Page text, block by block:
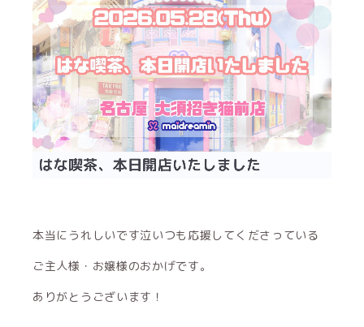
本当にうれしいです泣いつも応援してくださっている
ご主人様・お嬢様のおかげです。
ありがとうございます！